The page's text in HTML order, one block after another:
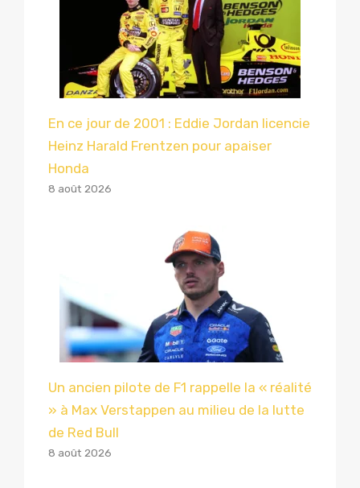
En ce jour de 2001 : Eddie Jordan licencie
Heinz Harald Frentzen pour apaiser
Honda
8 août 2026
Un ancien pilote de F1 rappelle la « réalité
» à Max Verstappen au milieu de la lutte
de Red Bull
8 août 2026